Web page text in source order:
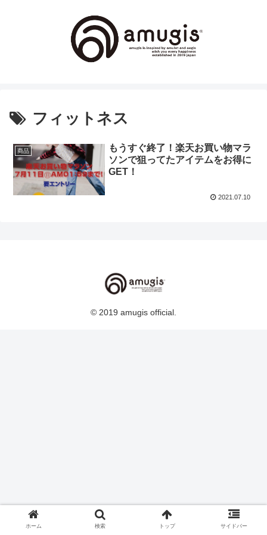
フィットネス
商品
もうすぐ終了！楽天お買い物マラ
ソンで狙ってたアイテムをお得に
GET！
2021.07.10
© 2019 amugis official.
ホーム 検索 トップ サイドバー